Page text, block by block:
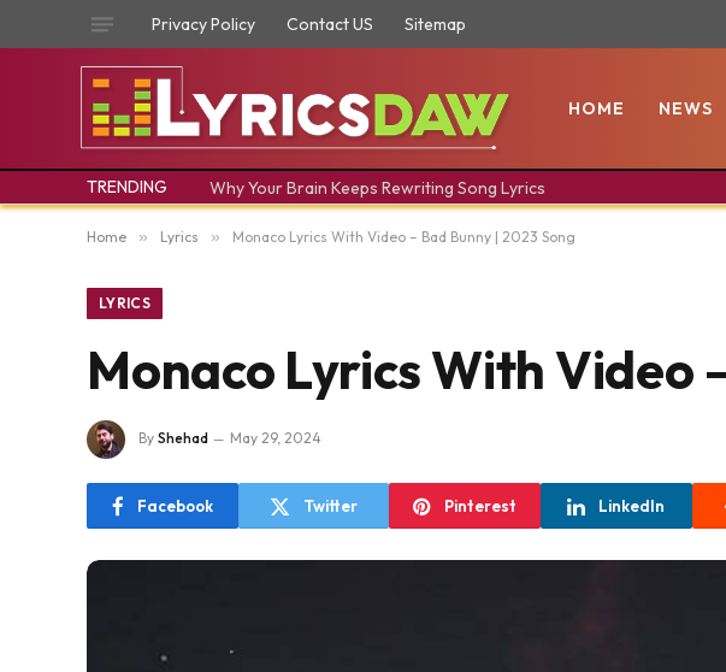
Privacy Policy Contact US Sitemap
HOME NEWS
TRENDING Why Your Brain Keeps Rewriting Song Lyrics
Home » Lyrics » Monaco Lyrics With Video – Bad Bunny | 2023 Song
LYRICS
Monaco Lyrics With Video
By Shehad May 29, 2024
Facebook Twitter Pinterest LinkedIn